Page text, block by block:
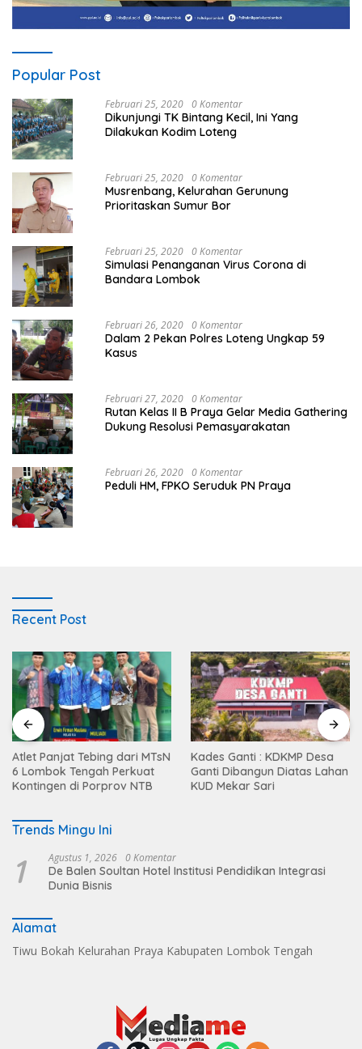
Popular Post
Februari 25, 2020 0 Komentar
Dikunjungi TK Bintang Kecil, Ini Yang
Dilakukan Kodim Loteng
Februari 25, 2020 0 Komentar
Musrenbang, Kelurahan Gerunung
Prioritaskan Sumur Bor
Februari 25, 2020 0 Komentar
Simulasi Penanganan Virus Corona di
Bandara Lombok
Februari 26, 2020 0 Komentar
Dalam 2 Pekan Polres Loteng Ungkap 59
Kasus
Februari 27, 2020 0 Komentar
Rutan Kelas II B Praya Gelar Media Gathering
Dukung Resolusi Pemasyarakatan
Februari 26, 2020 0 Komentar
Peduli HM, FPKO Seruduk PN Praya
Recent Post
Atlet Panjat Tebing dari MTsN
6 Lombok Tengah Perkuat
Kontingen di Porprov NTB
Kades Ganti : KDKMP Desa
Ganti Dibangun Diatas Lahan
KUD Mekar Sari
Trends Mingu Ini
1 Agustus 1, 2026 0 Komentar
De Balen Soultan Hotel Institusi Pendidikan Integrasi
Dunia Bisnis
Alamat
Tiwu Bokah Kelurahan Praya Kabupaten Lombok Tengah